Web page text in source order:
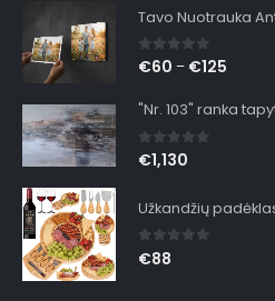
Tavo Nuotrauka
0out of 5
€60 – €125
"Nr. 103" ranka
0out of 5
€1,130
Užkandžių
0out of 5
€88